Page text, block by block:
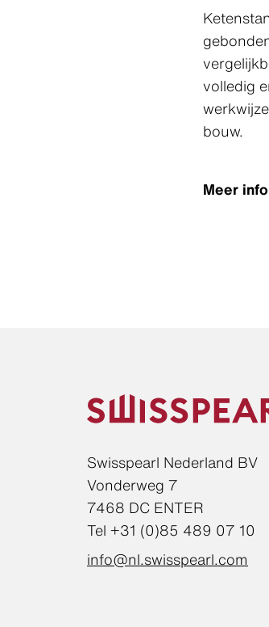
volledig
bouw.
Meer
Swisspearl Nederland BV
Vonderweg 7
7468 DC ENTER
Tel +31 (0)85 489 07 10
info@nl.swisspearl.com